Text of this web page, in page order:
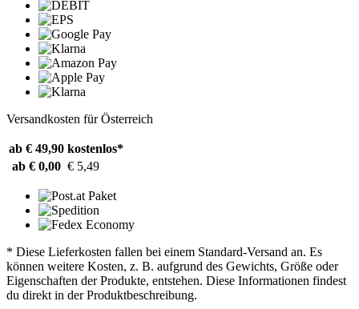
Versandkosten für Österreich
ab € 49,90 kostenlos*
ab € 0,00 € 5,49
* Diese Lieferkosten fallen bei einem Standard-Versand an. Es
können weitere Kosten, z. B. aufgrund des Gewichts, Größe oder
Eigenschaften der Produkte, entstehen. Diese Informationen findest
du direkt in der Produktbeschreibung.